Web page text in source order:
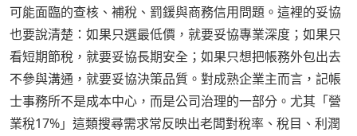
可能面臨的查核、補稅、罰鍰與商務信用問題。這裡的妥協
也要說清楚：如果只選最低價，就要妥協專業深度；如果只
看短期節稅，就要妥協長期安全；如果只想把帳務外包出去
不參與溝通，就要妥協決策品質。對成熟企業主而言，記帳
士事務所不是成本中心，而是公司治理的一部分。尤其「營
業稅17%」這類搜尋需求常反映出老闆對稅率、稅目、利潤